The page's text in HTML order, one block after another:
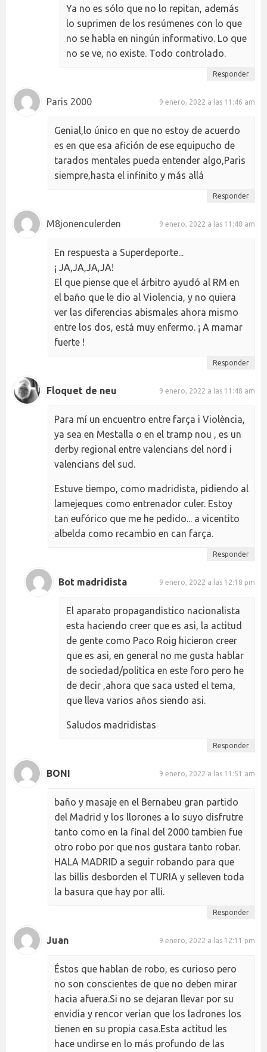
Ya no es sólo que no lo repitan, además
lo suprimen de los resúmenes con lo que
no se habla en ningún informativo. Lo que
no se ve, no existe. Todo controlado.
Responder
Paris 2000 9 enero, 2022 a las 11:46 am
Genial,lo único en que no estoy de acuerdo
es en que esa afición de ese equipucho de
tarados mentales pueda entender algo,Paris
siempre,hasta el infinito y más allá
Responder
M8jonenculerden 9 enero, 2022 a las 11:48 am
En respuesta a Superdeporte...
¡ JA,JA,JA,JA!
El que piense que el árbitro ayudó al RM en
el baño que le dio al Violencia, y no quiera
ver las diferencias abismales ahora mismo
entre los dos, está muy enfermo. ¡ A mamar
fuerte !
Responder
Floquet de neu 9 enero, 2022 a las 11:48 am
Para mí un encuentro entre farça i Violència,
ya sea en Mestalla o en el tramp nou , es un
derby regional entre valencians del nord i
valencians del sud.
Estuve tiempo, como madridista, pidiendo al
lamejeques como entrenador culer. Estoy
tan eufórico que me he pedido... a vicentito
albelda como recambio en can farça.
Responder
Bot madridista 9 enero, 2022 a las 12:18 pm
El aparato propagandistico nacionalista
esta haciendo creer que es asi, la actitud
de gente como Paco Roig hicieron creer
que es asi, en general no me gusta hablar
de sociedad/politica en este foro pero he
de decir ,ahora que saca usted el tema,
que lleva varios años siendo asi.
Saludos madridistas
Responder
BONI 9 enero, 2022 a las 11:51 am
baño y masaje en el Bernabeu gran partido
del Madrid y los llorones a lo suyo disfrutre
tanto como en la final del 2000 tambien fue
otro robo por que nos gustara tanto robar.
HALA MADRID a seguir robando para que
las billis desborden el TURIA y selleven toda
la basura que hay por alli.
Responder
Juan 9 enero, 2022 a las 12:11 pm
Éstos que hablan de robo, es curioso pero
no son conscientes de que no deben mirar
hacia afuera.Si no se dejaran llevar por su
envidia y rencor verían que los ladrones los
tienen en su propia casa.Esta actitud les
hace undirse en lo más profundo de las